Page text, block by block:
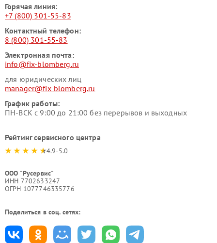
Горячая линия:
+7 (800) 301-55-83
Контактный телефон:
8 (800) 301-55-83
Электронная почта:
info@fix-blomberg.ru
для юридических лиц
manager@fix-blomberg.ru
График работы:
ПН-ВСК с 9:00 до 21:00 без перерывов и выходных
Рейтинг сервисного центра
4.9-5.0
ООО "Русервис"
ИНН 7702633247
ОГРН 1077746335776
Поделиться в соц. сетях: